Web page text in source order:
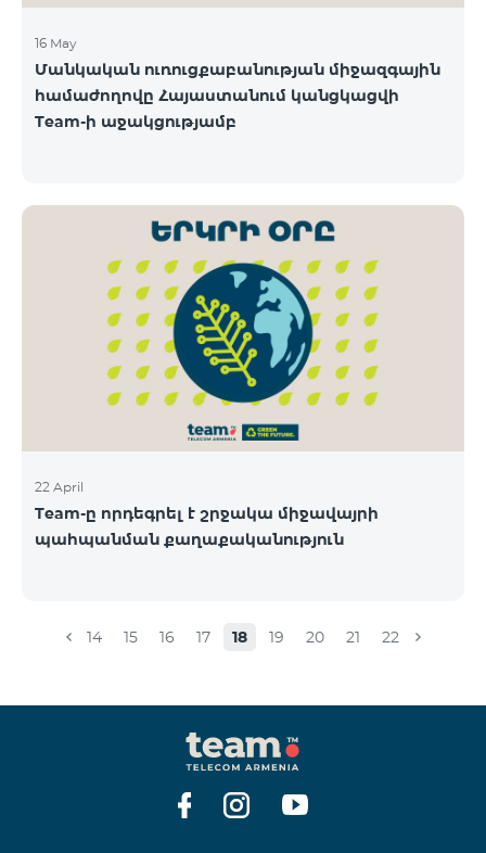
16 May
Մանկական ուռուցքաբանության միջազգային
համաժողովը Հայաստանում կանցկացվի
Team-ի աջակցությամբ
22 April
Team-ը որդեգրել է շրջակա միջավայրի
պահպանման քաղաքականություն
14 15 16 17 18 19 20 21 22